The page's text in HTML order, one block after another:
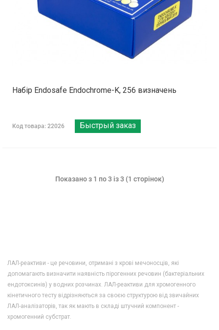
Набір Endosafe Endochrome-K, 256 визначень
Код товара: 22026 Быстрый заказ
Показано з 1 по 3 із 3 (1 сторінок)
ЛАЛ-реактиви - це речовини, отримані з крові мечоносців, які
допомагають визначити наявність пірогенних речовин (бактеріальних
ендотоксинів) у водних розчинах. ЛАЛ-реактиви для хромогенного
кінетичного тесту відрізняються за своєю структурою від звичайних
ЛАЛ-аналізаторів, так як мають в складі штучний компонент -
хромогенний субстрат.